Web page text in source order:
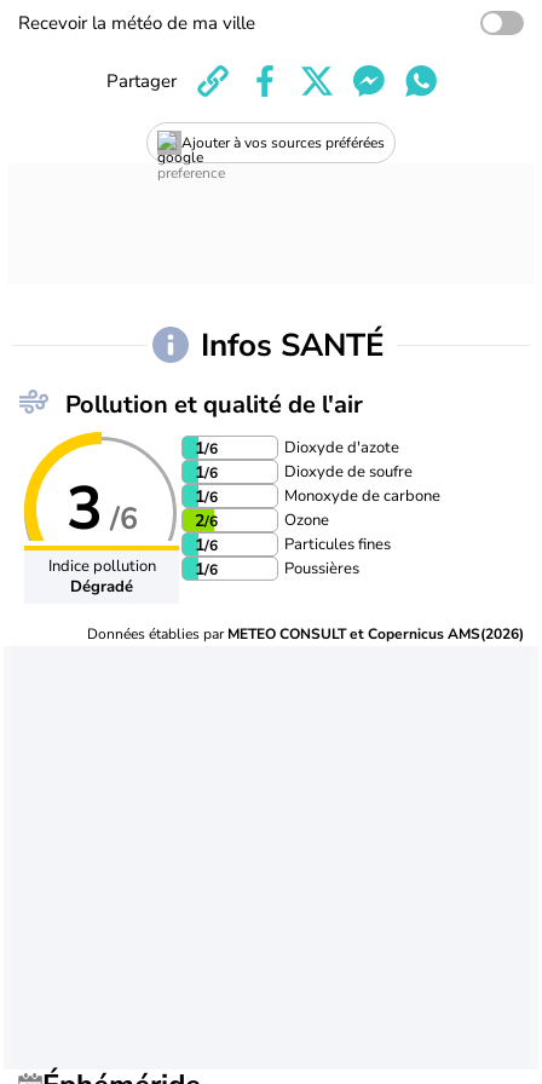
Recevoir la météo de ma ville
Ajouter à vos sources préférées
Partager
Infos SANTÉ
Pollution et qualité de l'air
3 /6
Indice pollution
Dégradé
1/6 Dioxyde d'azote
1/6 Dioxyde de soufre
1/6 Monoxyde de carbone
2/6 Ozone
1/6 Particules fines
1/6 Poussières
Données établies parMETEO CONSULT et Copernicus AMS(2026)